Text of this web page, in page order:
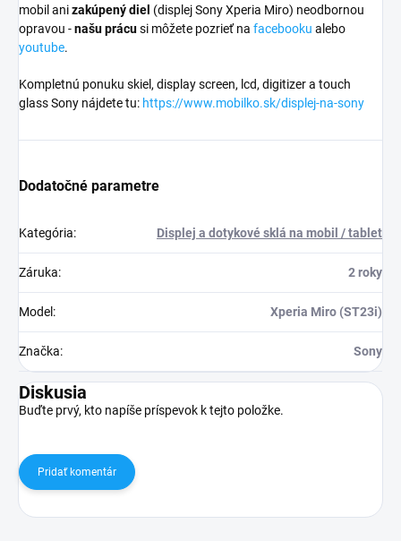
mobil anizakúpený diel (displej Sony Xperia Miro) neodbornou
opravou -našu prácusi môžete pozrieť na facebooku alebo
youtube.
Kompletnú ponuku skiel, display screen, lcd, digitizer a touch
glass Sony nájdete tu: https://www.mobilko.sk/displej-na-sony
Dodatočné parametre
Kategória: Displej a dotykové sklá na mobil / tablet
Záruka: 2 roky
Model : Xperia Miro (ST23i)
Značka: Sony
Diskusia
Buďte prvý, kto napíše príspevok k tejto položke.
Pridať komentár